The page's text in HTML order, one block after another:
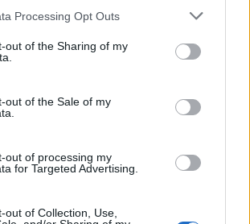
website/app uses one or more Google
visit or usage behaviour. You may click to
to Google and its third-party tags to
below specified purposes in below Google
Processing Opt Outs
out of the Sharing of my
out of the Sale of my
out of processing my
for Targeted Advertising.
out of Collection, Use,
Egyedül Jean és Armin mutat
az egész első évadban, a
csak Ymir és Christa. Amúgy
hogy a mellékszereplők (pl.
általában érdekesebbek, mint a
a) messze nem kaptak annyi
hogy kibontakozzanak, vagy b)
a talpukat.